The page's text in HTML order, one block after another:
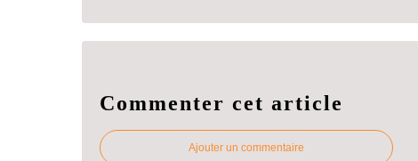
Commenter cet article
Ajouter un commentaire